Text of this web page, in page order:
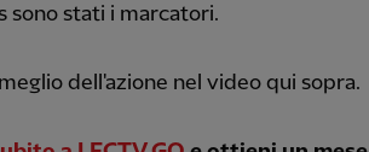
sono stati i marcatori.
dell'azione nel video qui sopra.